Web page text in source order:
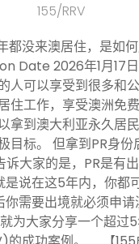
155/RRV
都没来澳居住，是如
Date 2026年1月17
人可以享受到很多和
住工作，享受澳洲免
拿到澳大利亚永久居
目标。 但拿到PR身
诉大家的是，PR是有
说在这5年内，你都
你需要出境就必须申
就为大家分享一个超